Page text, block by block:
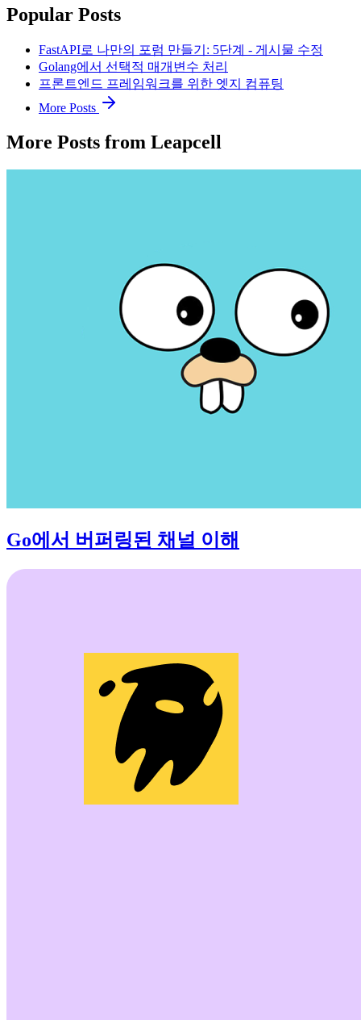
Popular Posts
FastAPI로 나만의 포럼 만들기: 5단계 - 게시물 수정
Golang에서 선택적 매개변수 처리
프론트엔드 프레임워크를 위한 엣지 컴퓨팅
More Posts
More Posts from Leapcell
Go에서 버퍼링된 채널 이해